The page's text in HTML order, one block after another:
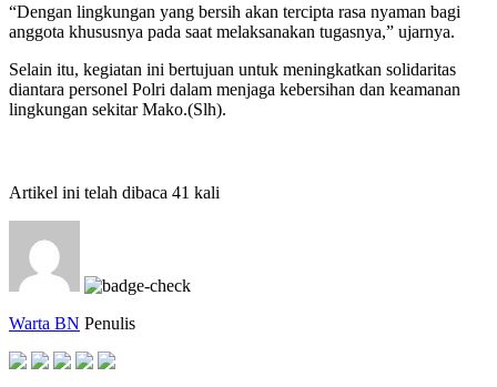
“Dengan lingkungan yang bersih akan tercipta rasa nyaman bagi
anggota khususnya pada saat melaksanakan tugasnya,” ujarnya.
Selain itu, kegiatan ini bertujuan untuk meningkatkan solidaritas
diantara personel Polri dalam menjaga kebersihan dan keamanan
lingkungan sekitar Mako.(Slh).
Artikel ini telah dibaca 41 kali
Warta BN Penulis